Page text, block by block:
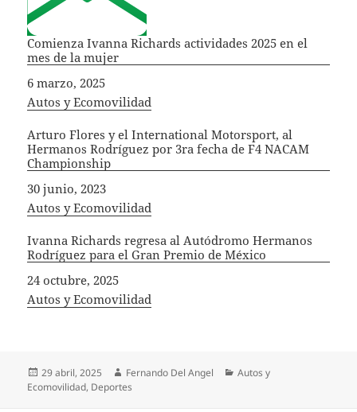
Comienza Ivanna Richards actividades 2025 en el
mes de la mujer
Fecha
6 marzo, 2025
In relation to
Autos y Ecomovilidad
Arturo Flores y el International Motorsport, al
Hermanos Rodríguez por 3ra fecha de F4 NACAM
Championship
Fecha
30 junio, 2023
In relation to
Autos y Ecomovilidad
Ivanna Richards regresa al Autódromo Hermanos
Rodríguez para el Gran Premio de México
Fecha
24 octubre, 2025
In relation to
Autos y Ecomovilidad
Publicado
el
29 abril, 2025 Autor
Fernando Del Angel Categorías
Autos y
Ecomovilidad, Deportes